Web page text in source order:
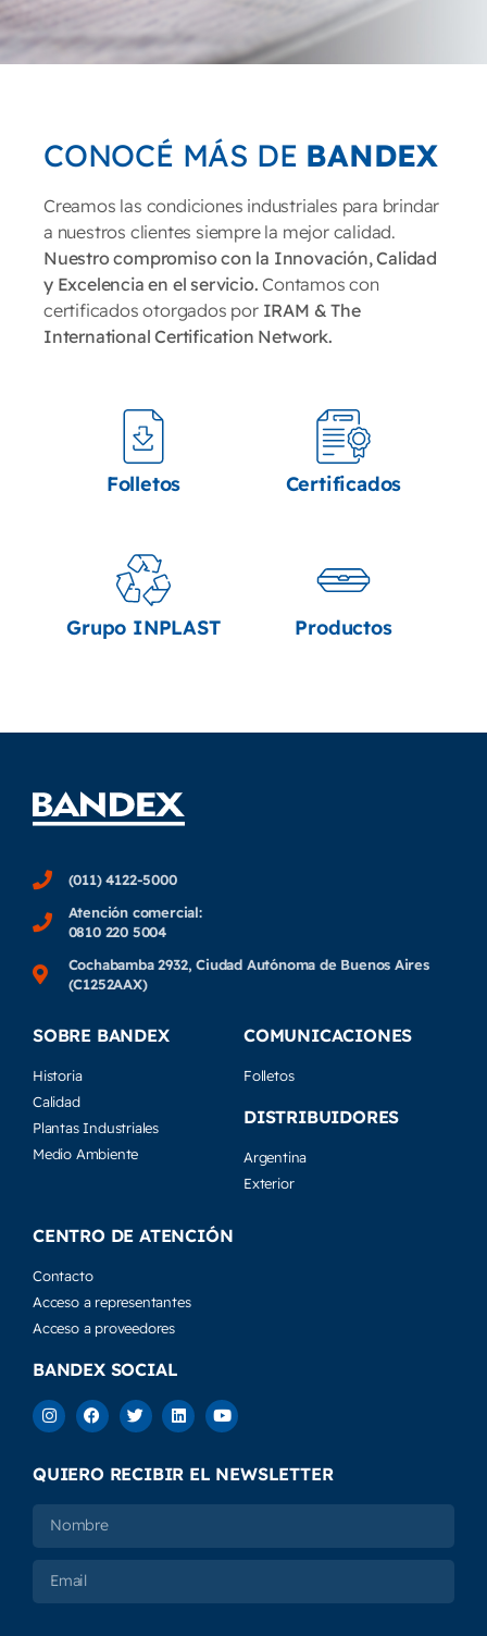
CONOCÉ MÁS DE BANDEX
Creamos las condiciones industriales para brindar
a nuestros clientes siempre la mejor calidad.
Nuestro compromiso con la Innovación, Calidad
y Excelencia en el servicio.Contamos con
certificados otorgados por IRAM & The
International Certification Network.
Folletos Certificados
Grupo INPLAST Productos
(011) 4122-5000
Atención comercial:
0810 220 5004
Cochabamba 2932, Ciudad Autónoma de Buenos Aires
(C1252AAX)
SOBRE BANDEX
Historia
Calidad
Plantas Industriales
Medio Ambiente
COMUNICACIONES
Folletos
DISTRIBUIDORES
Argentina
Exterior
CENTRO DE ATENCIÓN
Contacto
Acceso a representantes
Acceso a proveedores
BANDEX SOCIAL
QUIERO RECIBIR EL NEWSLETTER